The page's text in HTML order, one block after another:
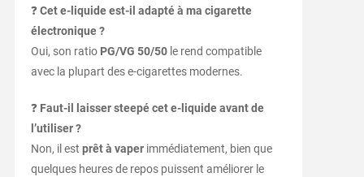
❓Cet e-liquide est-il adapté à ma cigarette
électronique ?
Oui, son ratio PG/VG 50/50le rend compatible
avec la plupart des e-cigarettes modernes.
❓ Faut-il laisser steepé cet e-liquide avant de
l’utiliser ?
Non, il est prêt à vaperimmédiatement, bien que
quelques heures de repos puissent améliorer le